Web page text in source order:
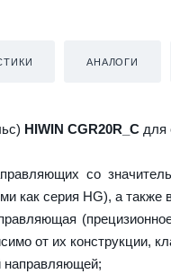
АНАЛОГИ
HIWIN CGR20R_C для
со
как серия HG), а
от их конструкции,
направляющей;